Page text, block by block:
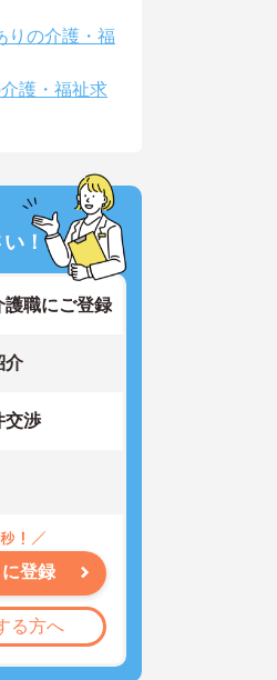
りの介護・福
護・福祉求
！
護職にご登録
介
交渉
登録
る方へ